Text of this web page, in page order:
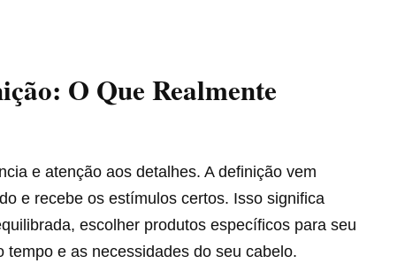
O Que Realmente
e atenção aos detalhes. A definição vem
e recebe os estímulos certos. Isso significa
escolher produtos específicos para seu
e as necessidades do seu cabelo.